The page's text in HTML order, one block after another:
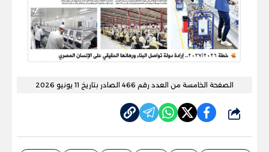
الصفحة الخامسة من العدد رقم 466 الصادر بتاريخ 11 يونيو 2026
شارك